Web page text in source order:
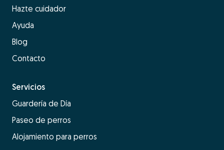
Hazte cuidador
Ayuda
Blog
Contacto
Servicios
Guardería de Día
Paseo de perros
Alojamiento para perros